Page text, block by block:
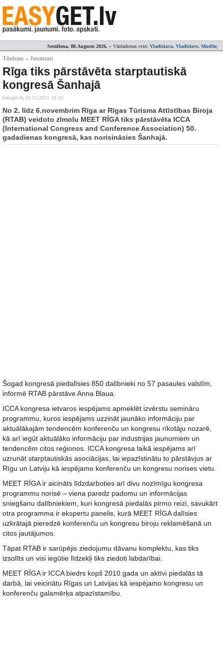
Sestdiena, 08.Augusts 2026. » Vārdadienas svin: Vladislava, Vladislavs, Mudīte;
Tūrisms » Jaunumi
Rīga tiks pārstāvēta starptautiskā
kongresā Šanhajā
Easyget.lv, 01.11.2013. 11:35
No 2. līdz 6.novembrim Rīga ar Rīgas Tūrisma Attīstības Biroja
(RTAB) veidoto zīmolu MEET RĪGA tiks pārstāvēta ICCA
(International Congress and Conference Association) 50.
gadadienas kongresā, kas norisināsies Šanhajā.
Šogad kongresā piedalīsies 850 dalībnieki no 57 pasaules valstīm,
informē RTAB pārstāve Anna Blaua.
ICCA kongresa ietvaros iespējams apmeklēt izvērstu semināru
programmu, kuros iespējams uzzināt jaunāko informāciju par
aktuālākajām tendencēm konferenču un kongresu rīkotāju nozarē,
kā arī iegūt aktuālāko informāciju par industrijas jaunumiem un
tendencēm citos reģionos. ICCA kongresa laikā iespējams arī
uzrunāt starptautiskās asociācijas, lai iepazīstinātu to pārstāvjus ar
Rīgu un Latviju kā iespējamo konferenču un kongresu norises vietu.
MEET RĪGA ir aicināts līdzdarboties arī divu nozīmīgu kongresa
programmu norisē – viena paredz padomu un informācijas
sniegšanu dalībniekiem, kuri kongresā piedalās pirmo reizi, savukārt
otra programma ir ekspertu panelis, kurā MEET RĪGA dalīsies
uzkrātajā pieredzē konferenču un kongresu biroju reklamēšanā un
citos jautājumos.
Tāpat RTAB ir sarūpējis ziedojumu dāvanu komplektu, kas tiks
izsolīts un visi iegūtie līdzekļi tiks ziedoti labdarībai.
MEET RĪGA ir ICCA biedrs kopš 2010.gada un aktīvi piedalās tā
darbā, lai veicinātu Rīgas un Latvijas kā iespējamo kongresu un
konferenču galamērķa atpazīstamību.